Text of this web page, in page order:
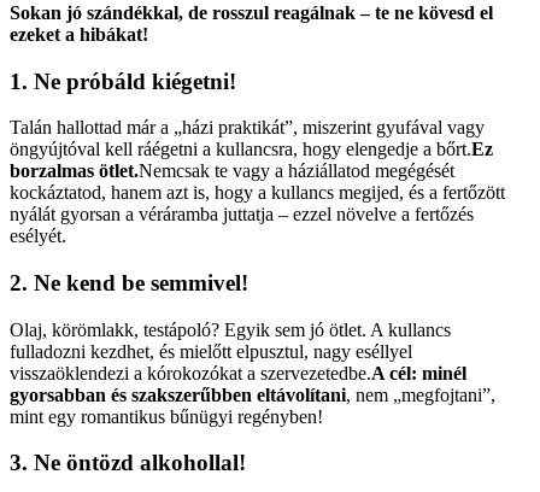
Sokan jó szándékkal, de rosszul reagálnak – te ne kövesd el
ezeket a hibákat!
1. Ne próbáld kiégetni!
Talán hallottad már a „házi praktikát”, miszerint gyufával vagy
öngyújtóval kell ráégetni a kullancsra, hogy elengedje a bőrt.Ez
borzalmas ötlet.Nemcsak te vagy a háziállatod megégését
kockáztatod, hanem azt is, hogy a kullancs megijed, és a fertőzött
nyálát gyorsan a véráramba juttatja – ezzel növelve a fertőzés
esélyét.
2. Ne kend be semmivel!
Olaj, körömlakk, testápoló? Egyik sem jó ötlet. A kullancs
fulladozni kezdhet, és mielőtt elpusztul, nagy eséllyel
visszaöklendezi a kórokozókat a szervezetedbe.A cél: minél
gyorsabban és szakszerűbben eltávolítani, nem „megfojtani”,
mint egy romantikus bűnügyi regényben!
3. Ne öntözd alkohollal!